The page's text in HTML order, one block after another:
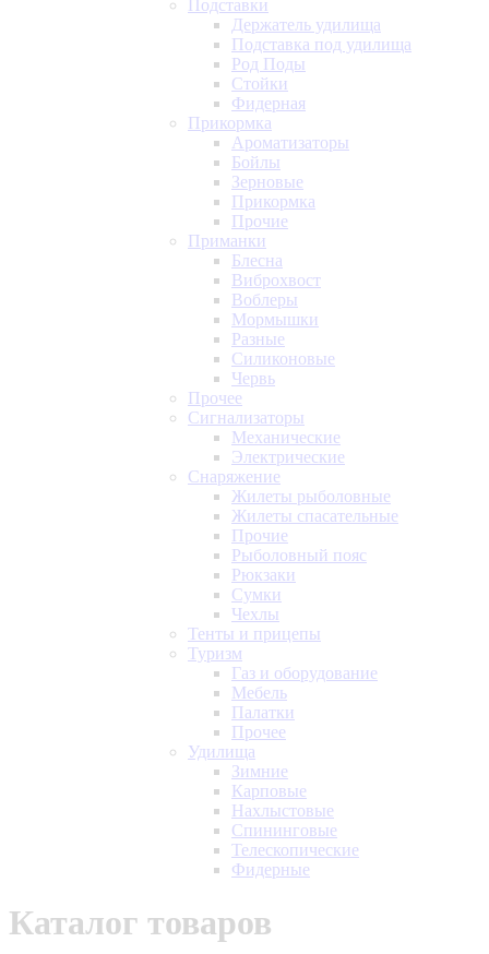
Подставки
Держатель удилища
Подставка под удилища
Род Поды
Стойки
Фидерная
Прикормка
Ароматизаторы
Бойлы
Зерновые
Прикормка
Прочие
Приманки
Блесна
Виброхвост
Воблеры
Мормышки
Разные
Силиконовые
Червь
Прочее
Сигнализаторы
Механические
Электрические
Снаряжение
Жилеты рыболовные
Жилеты спасательные
Прочие
Рыболовный пояс
Рюкзаки
Сумки
Чехлы
Тенты и прицепы
Туризм
Газ и оборудование
Мебель
Палатки
Прочее
Удилища
Зимние
Карповые
Нахлыстовые
Спининговые
Телескопические
Фидерные
Каталог товаров